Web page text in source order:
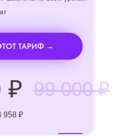
₽
ТАРИФ →
958 ₽
99 000 ₽